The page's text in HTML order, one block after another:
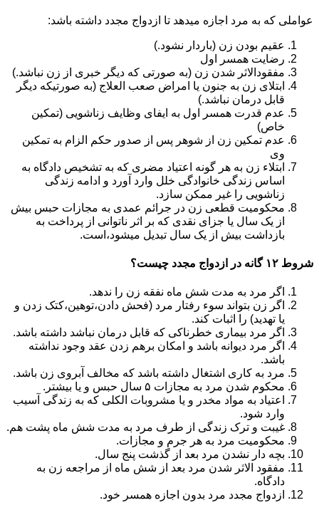
عواملی که به مرد اجازه میدهد تا ازدواج مجدد داشته باشد:
عقیم بودن زن (باردار نشود.)
رضایت همسر اول
مفقودالاثر شدن زن (به صورتی که دیگر خبری از زن نباشد.)
ابتلای زن به جنون یا امراض صعب العلاج (به صورتیکه دیگر
قابل درمان نباشد.)
عدم قدرت همسر اول به ایفای وظایف زناشویی (تمکین
خاص)
عدم تمکین زن از شوهر پس از صدور حکم الزام به تمکین
وی
ابتلاء زن به هر گونه اعتیاد مضری که به تشخیص دادگاه به
اساس زندگی خانوادگی خلل وارد آورد و ادامه زندگی
زناشویی را غیر ممکن سازد.
محکومیت قطعی زن در جرائم عمدی به مجازات حبس بیش
از یک سال یا جزای نقدی که بر اثر ناتوانی از پرداخت به
بازداشت بیش از یک سال تبدیل می‎شود،است.
شروط ۱۲ گانه در ازدواج مجدد چیست؟
اگر مرد به مدت شش ماه نفقه زن را ندهد.
اگر زن بتواند سوء رفتار مرد (فحش دادن،توهین،کتک زدن و
یا تهدید) را اثبات کند.
اگر مرد بیماری خطرناکی که قابل درمان نباشد داشته باشد.
اگر مرد دیوانه باشد و امکان برهم زدن عقد وجود نداشته
باشد.
مرد به کاری اشتغال داشته باشد که مخالف آبروی زن باشد.
محکوم شدن مرد به مجازات ۵ سال حبس و یا بیشتر.
اعتیاد به مواد مخدر و یا مشروبات الکلی که به زندگی آسیب
وارد شود.
غیبت و ترک زندگی از طرف مرد به مدت شش ماه پشت هم.
محکومیت مرد به هر جرم و مجازات.
بچه دار نشدن مرد بعد از گذشت پنج سال.
مفقود الاثر شدن مرد بعد از شش ماه از مراجعه زن به
دادگاه.
ازدواج مجدد مرد بدون اجازه همسر خود.